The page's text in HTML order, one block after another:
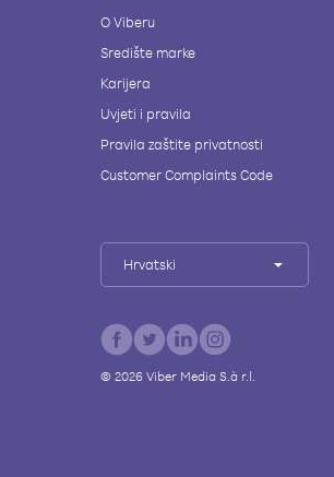
O Viberu
Središte marke
Karijera
Uvjeti i pravila
Pravila zaštite privatnosti
Customer Complaints Code
Hrvatski
© 2026Viber Media S.à r.l.